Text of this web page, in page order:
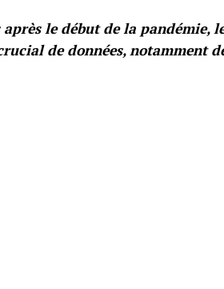
après le début de la
de données, notamment